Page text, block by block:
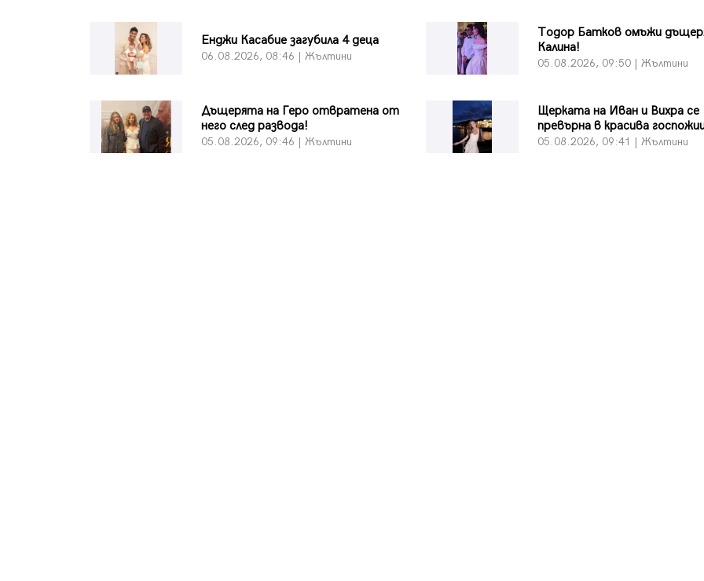
Енджи Касабие загубила 4 деца
06.08.2026, 08:46 | Жълтини
Тодор Батков омъжи
Калина!
05.08.2026, 09:50 | Жълтини
Дъщерята на Геро отвратена от
него след развода!
05.08.2026, 09:46 | Жълтини
Щерката на Иван и Вихра се
превърна в красива
05.08.2026, 09:41 | Жълтини